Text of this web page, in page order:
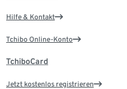
Hilfe & Kontakt
Tchibo Online-Konto
TchiboCard
Jetzt kostenlos registrieren